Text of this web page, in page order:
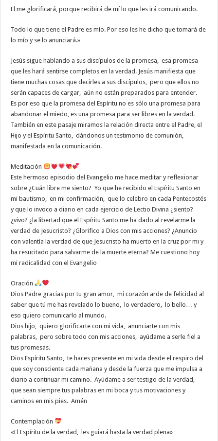
El me glorificará, porque recibirá de mí lo que les irá comunicando.
Todo lo que tiene el Padre es mío. Por eso les he dicho que tomará de
lo mío y se lo anunciará.»
Jesús sigue hablando a sus discípulos de la promesa, esa promesa
que les hará sentirse completos en la verdad. Jesús manifiesta que
tiene muchas cosas que decirles a sus discípulos, pero que ellos no
serán capaces de cargar, aún no están preparados para entender.
Es por eso que la promesa del Espíritu no es sólo una promesa para
abandonar el miedo, es una promesa para ser libres en la verdad.
También en este pasaje miramos la relación directa entre el Padre, el
Hijo y el Espíritu Santo, dándonos un testimonio de comunión,
manifestada en la comunicación.
Meditación
Este hermoso episodio del Evangelio me hace meditar y reflexionar
sobre ¿Cuán libre me siento? Yo que he recibido el Espíritu Santo en
mi bautismo, en mi confirmación, que lo celebro en cada Pentecostés
y que lo invoco a diario en cada ejercicio de Lectio Divina ¿siento?
¿vivo? ¿la libertad que el Espíritu Santo me ha dado al revelarme la
verdad de Jesucristo? ¿Glorifico a Dios con mis acciones? ¿Anuncio
con valentía la verdad de que Jesucristo ha muerto en la cruz por mi y
ha resucitado para salvarme de la muerte eterna? Me cuestiono hoy
mi radicalidad con el Evangelio
Oración
Dios Padre gracias por tu gran amor, mi corazón arde de felicidad al
saber que tú me has revelado lo bueno, lo verdadero, lo bello… y
eso quiero comunicarlo al mundo.
Dios hijo, quiero glorificarte con mi vida, anunciarte con mis
palabras, pero sobre todo con mis acciones, ayúdame a serle fiel a
tus promesas.
Dios Espíritu Santo, te haces presente en mi vida desde el respiro del
que soy consciente cada mañana y desde la fuerza que me impulsa a
diario a continuar mi camino. Ayúdame a ser testigo de la verdad,
que sean siempre tus palabras en mi boca y tus motivaciones y
caminos en mis pies. Amén
Contemplación
«El Espíritu de la verdad, les guiará hasta la verdad plena»